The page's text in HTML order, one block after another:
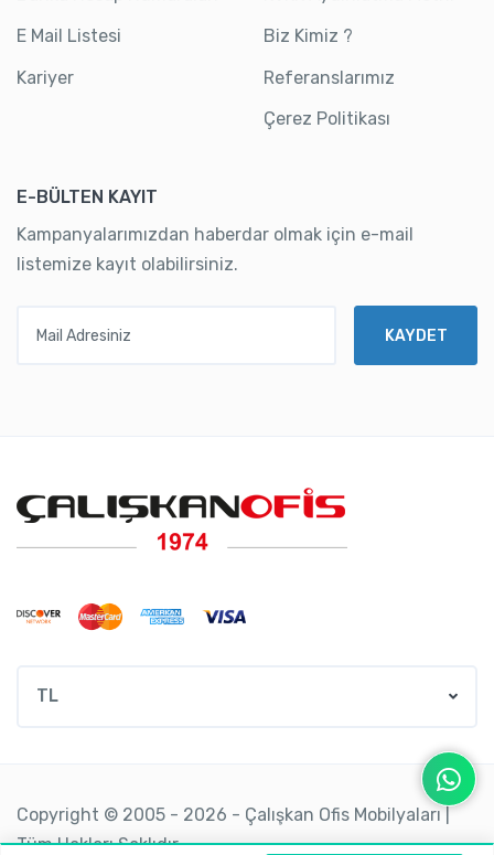
E Mail Listesi
Kariyer
Biz Kimiz ?
Referanslarımız
Çerez Politikası
E-BÜLTEN KAYIT
Kampanyalarımızdan haberdar olmak için e-mail
listemize kayıt olabilirsiniz.
KAYDET
TL
Copyright © 2005 - 2026 - Çalışkan Ofis Mobilyaları |
Tüm Hakları Saklıdır.